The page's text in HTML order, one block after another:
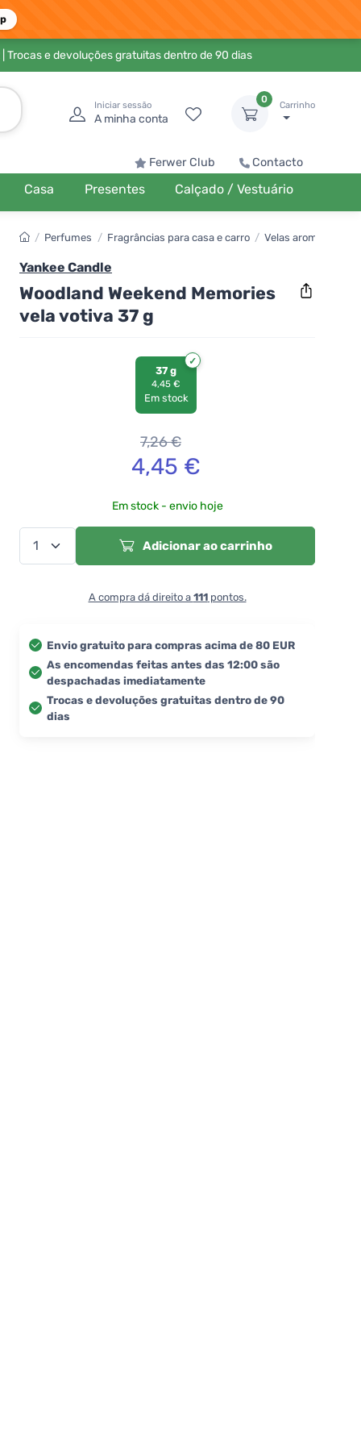
| Trocas e devoluções gratuitas dentro de 90 dias
Iniciar sessão
A minha conta
0
Carrinho
Ferwer Club Contacto
Casa Presentes Calçado / Vestuário
/ Perfumes / Fragrâncias para casa e carro / Velas aromáticas
Yankee Candle
Woodland Weekend Memories
vela votiva 37 g
37 g
4,45 €
Em stock
7,26€
4,45 €
Em stock - envio hoje
Adicionar ao carrinho
A compra dá direito a 111pontos.
Envio gratuito para compras acima de 80 EUR
As encomendas feitas antes das 12:00 são
despachadas imediatamente
Trocas e devoluções gratuitas dentro de 90
dias